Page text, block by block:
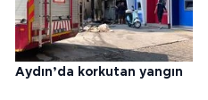
Aydın’da korkutan yangın